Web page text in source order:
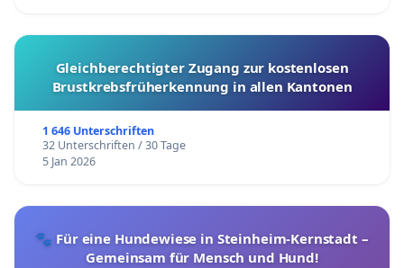
Gleichberechtigter Zugang zur kostenlosen
Brustkrebsfrüherkennung in allen Kantonen
1 646 Unterschriften
32 Unterschriften / 30 Tage
5 Jan 2026
🐾 Für eine Hundewiese in Steinheim-Kernstadt –
Gemeinsam für Mensch und Hund!